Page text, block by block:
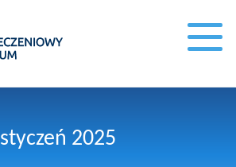
styczeń 2025